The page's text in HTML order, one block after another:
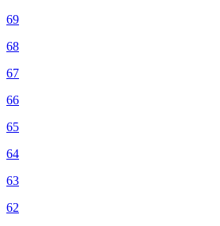
69
68
67
66
65
64
63
62